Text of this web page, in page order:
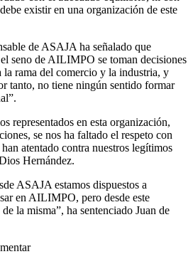
existir en una organización de este
de ASAJA ha señalado que
seno de AILIMPO se toman decisiones
la rama del comercio y la industria, y
tanto, no tiene ningún sentido formar
representados en esta organización,
se nos ha faltado el respeto con
atentado contra nuestros legítimos
Hernández.
ASAJA estamos dispuestos a
en AILIMPO, pero desde este
la misma”, ha sentenciado Juan de